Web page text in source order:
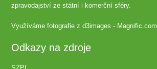
zpravodajství ze státní i komerční sféry.
Využíváme fotografie zd3images - Magnific.com
Odkazy na zdroje